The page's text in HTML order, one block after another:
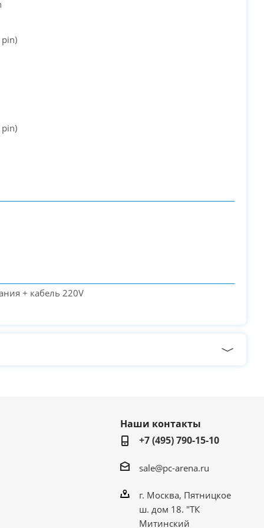
+ кабель 220V
Наши контакты
+7 (495) 790-15-10
sale@pc-arena.ru
г. Москва, Пятницкое
ш. дом 18. "ТК
Митинский